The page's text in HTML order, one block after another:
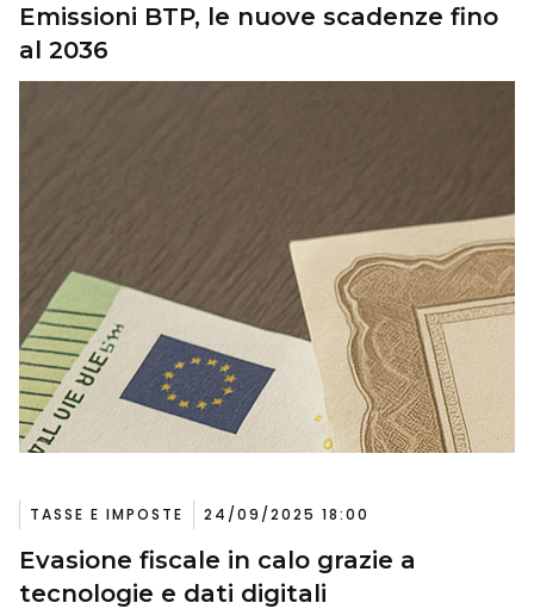
Emissioni BTP, le nuove scadenze fino
al 2036
TASSE E IMPOSTE 24/09/2025 18:00
Evasione fiscale in calo grazie a
tecnologie e dati digitali